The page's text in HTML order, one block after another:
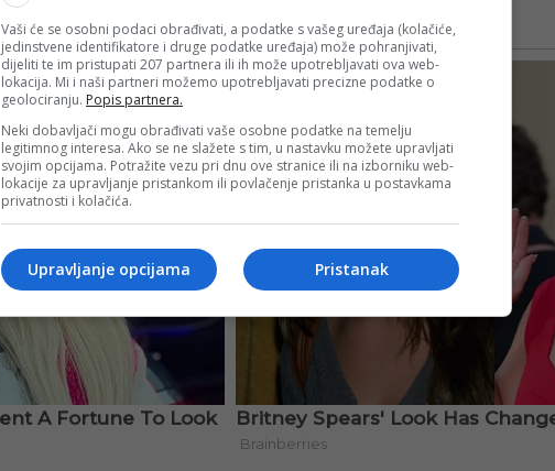
Vaši će se osobni podaci obrađivati, a podatke s vašeg uređaja (kolačiće,
jedinstvene identifikatore i druge podatke uređaja) može pohranjivati,
dijeliti te im pristupati 207 partnera ili ih može upotrebljavati ova web-
lokacija. Mi i naši partneri možemo upotrebljavati precizne podatke o
geolociranju. Popis partnera.
Neki dobavljači mogu obrađivati vaše osobne podatke na temelju
legitimnog interesa. Ako se ne slažete s tim, u nastavku možete upravljati
svojim opcijama. Potražite vezu pri dnu ove stranice ili na izborniku web-
lokacije za upravljanje pristankom ili povlačenje pristanka u postavkama
privatnosti i kolačića.
Pristanak
Upravljanje opcijama